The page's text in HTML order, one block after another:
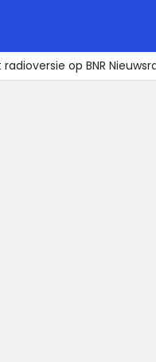
radioversie op BNR